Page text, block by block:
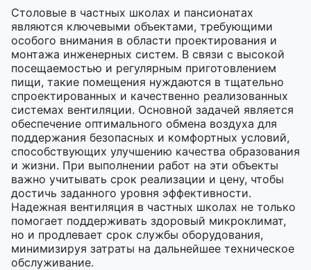
Столовые в частных школах и пансионатах
являются ключевыми объектами, требующими
особого внимания в области проектирования и
монтажа инженерных систем. В связи с высокой
посещаемостью и регулярным приготовлением
пищи, такие помещения нуждаются в тщательно
спроектированных и качественно реализованных
системах вентиляции. Основной задачей является
обеспечение оптимального обмена воздуха для
поддержания безопасных и комфортных условий,
способствующих улучшению качества образования
и жизни. При выполнении работ на эти объекты
важно учитывать срок реализации и цену, чтобы
достичь заданного уровня эффективности.
Надежная вентиляция в частных школах не только
помогает поддерживать здоровый микроклимат,
но и продлевает срок службы оборудования,
минимизируя затраты на дальнейшее техническое
обслуживание.